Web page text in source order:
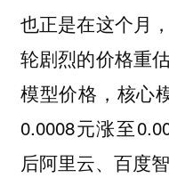
也正是在这个月
轮剧烈的价格重
模型价格，核心
0.0008元涨至
后阿里云、百度